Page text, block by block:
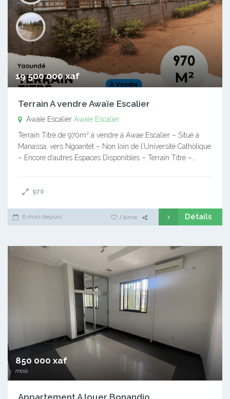
19 500 000 xaf
Terrain A vendre Awaïe Escalier
Awaïe Escalier Awaïe Escalier
Terrain Titré de 970m² à vendre à Awae Escalier – Situé à
Manassa, vers Ngoantet – Non loin de l’Université Catholique
– Encore d’autres Espaces Disponibles – Terrain Titré –…
970
6 mois depuis J'aime Détails
850 000 xaf
mois
Appartement A louer Bonandjo